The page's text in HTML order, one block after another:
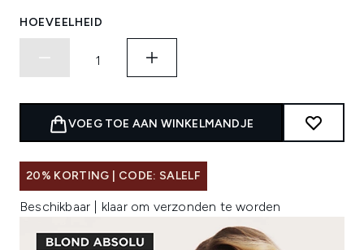
HOEVEELHEID
VOEG TOE AAN WINKELMANDJE
20% KORTING | CODE: SALELF
Beschikbaar | klaar om verzonden te worden